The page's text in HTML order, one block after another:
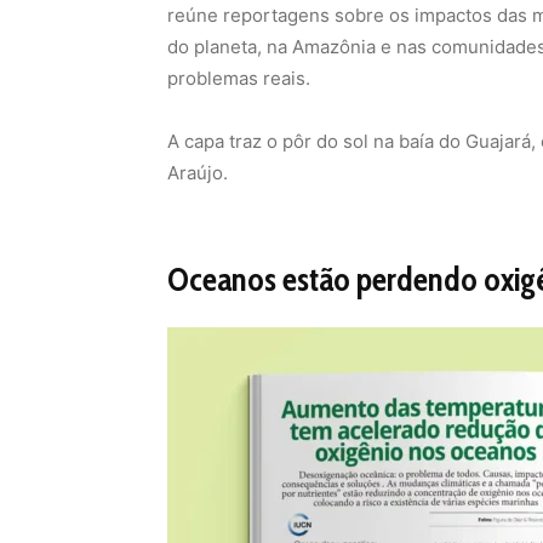
reúne reportagens sobre os impactos das
do planeta, na Amazônia e nas
problemas reais.
A capa traz o pôr do sol na baía do
Araújo.
Oceanos estão perdendo